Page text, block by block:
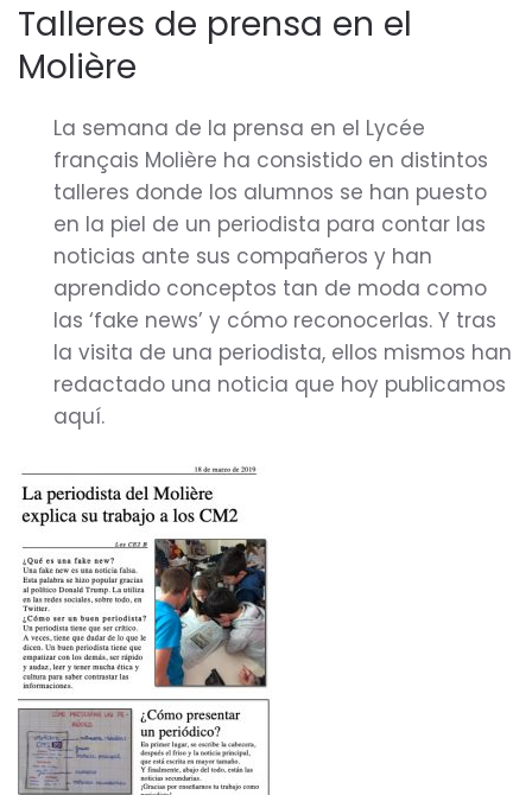
Talleres de prensa en el
Molière
La semana de la prensa en el Lycée
français Molière ha consistido en distintos
talleres donde los alumnos se han puesto
en la piel de un periodista para contar las
noticias ante sus compañeros y han
aprendido conceptos tan de moda como
las ‘fake news’ y cómo reconocerlas. Y tras
la visita de una periodista, ellos mismos han
redactado una noticia que hoy publicamos
aquí.